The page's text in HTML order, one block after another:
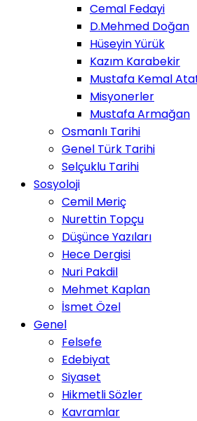
Cemal Fedayi
D.Mehmed Doğan
Hüseyin Yürük
Kazım Karabekir
Mustafa Kemal
Misyonerler
Mustafa Armağan
Osmanlı Tarihi
Genel Türk Tarihi
Selçuklu Tarihi
Sosyoloji
Cemil Meriç
Nurettin Topçu
Düşünce Yazıları
Hece Dergisi
Nuri Pakdil
Mehmet Kaplan
İsmet Özel
Genel
Felsefe
Edebiyat
Siyaset
Hikmetli Sözler
Kavramlar